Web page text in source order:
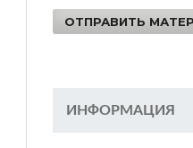
ОТПРАВИТЬ
ИНФОРМАЦИЯ